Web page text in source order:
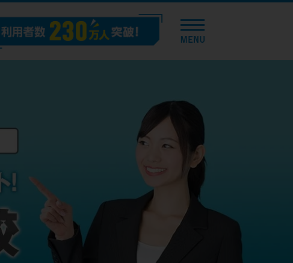
とにかくすぐ借りたい方向け
バレずに借りたい方向け
審査が不安な方向け
便利なコンテンツ
カードローン診断